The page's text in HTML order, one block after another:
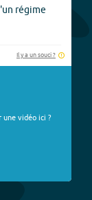
régime
Il y a un souci ?
une vidéo ici ?